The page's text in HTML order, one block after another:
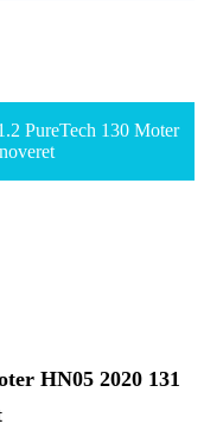
PureTech 130 Moter
HN05 2020 131